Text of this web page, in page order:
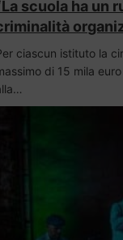
scuola ha un
ciascun istituto la
di 15 mila